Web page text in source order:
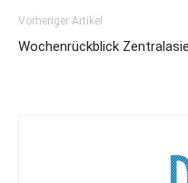
Vorheriger Artikel
Wochenrückblick